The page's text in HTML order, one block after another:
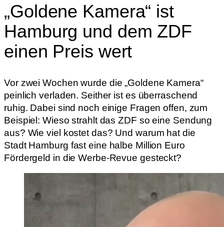
„Goldene Kamera“ ist
Hamburg und dem ZDF
einen Preis wert
Vor zwei Wochen wurde die „Goldene Kamera“
peinlich verladen. Seither ist es überraschend
ruhig. Dabei sind noch einige Fragen offen, zum
Beispiel: Wieso strahlt das ZDF so eine Sendung
aus? Wie viel kostet das? Und warum hat die
Stadt Hamburg fast eine halbe Million Euro
Fördergeld in die Werbe-Revue gesteckt?